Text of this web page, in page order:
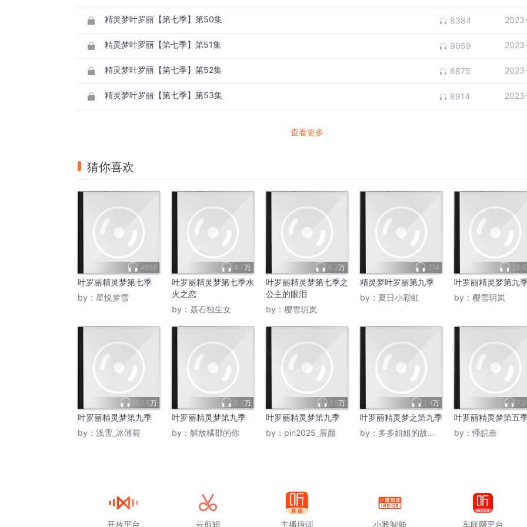
精灵梦叶罗丽【第七季】第50集 8384
精灵梦叶罗丽【第七季】第51集 9059
精灵梦叶罗丽【第七季】第52集 8875
精灵梦叶罗丽【第七季】第53集 8914
查看更多
猜你喜欢
4889
叶罗丽精灵梦第七季
by： 星悦梦雪
4.7万
叶罗丽精灵梦第七季水
火之恋
by： 聂石独生女
5.2万
叶罗丽精灵梦第七季之
公主的眼泪
by： 樱雪玥岚
714
精灵梦叶罗丽第九季
by： 夏日小彩虹
叶罗丽精灵梦第九
by： 樱雪玥岚
182.5万
叶罗丽精灵梦第九季
by： 浅雪_冰薄荷
8.2万
叶罗丽精灵梦第九季
by： 解放橘郡的你
1.6万
叶罗丽精灵梦第九季
by： pin2025_展颜
1.9万
叶罗丽精灵梦之第九季
by： 多多姐姐的故事王国
叶罗丽精灵梦第五
by：悸皖奈
开放平台 云剪辑 主播培训 小雅智能 车联网平台